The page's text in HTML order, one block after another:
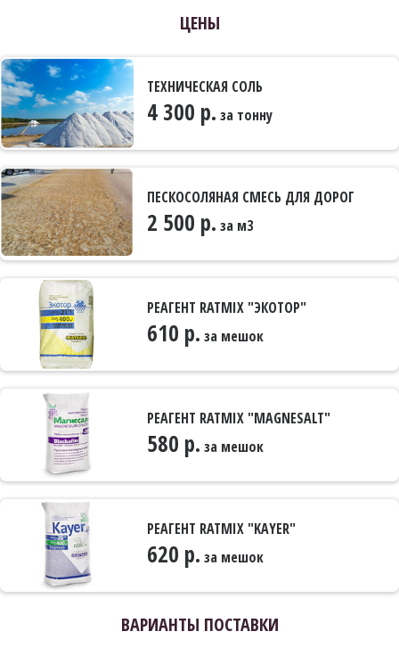
ЦЕНЫ
ТЕХНИЧЕСКАЯ СОЛЬ
4 300 р. за тонну
ПЕСКОСОЛЯНАЯ СМЕСЬ ДЛЯ ДОРОГ
2 500 р. за м3
РЕАГЕНТ RATMIX "ЭКОТОР"
610 р. за мешок
РЕАГЕНТ RATMIX "MAGNESALT"
580 р. за мешок
РЕАГЕНТ RATMIX "KAYER"
620 р. за мешок
ВАРИАНТЫ ПОСТАВКИ